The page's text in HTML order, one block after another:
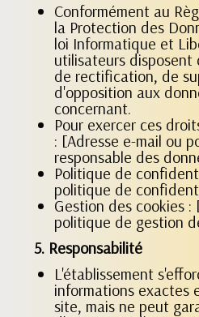
Conformément au
la Protection des
loi Informatique et
utilisateurs disposent
de rectification, de
d'opposition aux
concernant.
Pour exercer ces
: [Adresse e-mail ou
responsable des
Politique de
politique de
Gestion des cookies :
politique de gestion
5. Responsabilité
L'établissement
informations exactes
site, mais ne peut